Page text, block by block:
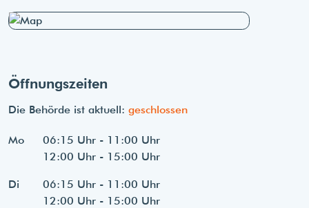
Öffnungszeiten
Die Behörde ist aktuell: geschlossen
Mo
06:15 Uhr - 11:00 Uhr
12:00 Uhr - 15:00 Uhr
Di
06:15 Uhr - 11:00 Uhr
12:00 Uhr - 15:00 Uhr